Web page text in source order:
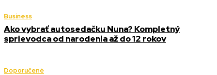
Business
Ako vybrať autosedačku Nuna? Kompletný
sprievodca od narodenia až do 12 rokov
Doporučené